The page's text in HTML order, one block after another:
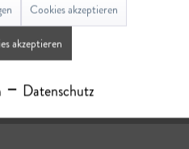
Cookies akzeptieren
akzeptieren
Datenschutz